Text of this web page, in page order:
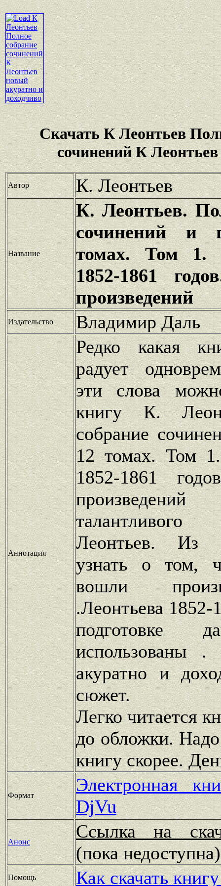
Скачать К Леонтьев
сочинений К Леонтьев
Автор К. Леонтьев
Название
К. Леонтьев.
сочинений и
томах. Том 1.
1852-1861
произведений
Издательство Владимир Даль
Аннотация
Редко какая
радует
эти слова
книгу К.
собрание
12 томах. Том
1852-1861
Леонтьев. Из
узнать о том,
вошли
.Леонтьева
подготовке
использованы
акуратно и
сюжет.
Легко читается
до обложки. Надо
книгу скорее.
Формат
Электронная
DjVu
Анонс
Ссылка на
(пока
Помощь Как скачать